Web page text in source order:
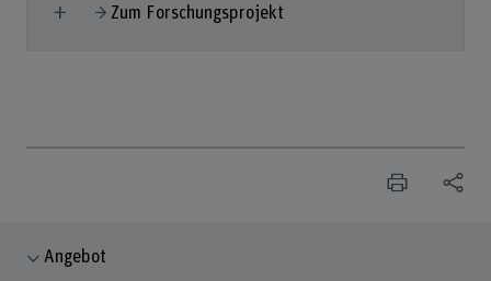
Mehr anzeigen
Zum Forschungsprojekt
Angebot